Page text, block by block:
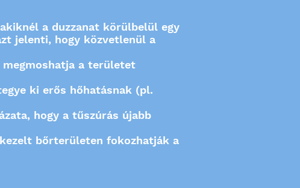
a duzzanat körülbelül egy
jelenti, hogy közvetlenül a
a területet
ki erős hőhatásnak (pl.
hogy a tűszúrás újabb
bőrterületen fokozhatják a